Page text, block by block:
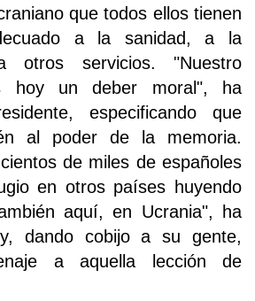
que todos ellos tienen
a la sanidad, a la
otros servicios. "Nuestro
hoy un deber moral", ha
especificando que
al poder de la memoria.
de miles de españoles
en otros países huyendo
aquí, en Ucrania", ha
dando cobijo a su gente,
a aquella lección de